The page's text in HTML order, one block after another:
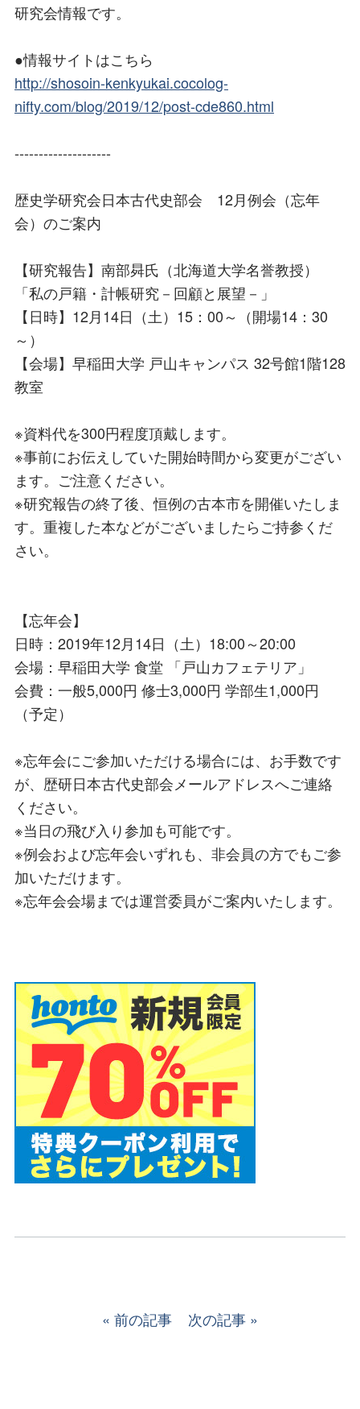
研究会情報です。
●情報サイトはこちら
http://shosoin-kenkyukai.cocolog-
nifty.com/blog/2019/12/post-cde860.html
--------------------
歴史学研究会日本古代史部会 12月例会（忘年
会）のご案内
【研究報告】南部曻氏（北海道大学名誉教授）
「私の戸籍・計帳研究－回顧と展望－」
【日時】12月14日（土）15：00～（開場14：30
～）
【会場】早稲田大学 戸山キャンパス 32号館1階128
教室
※資料代を300円程度頂戴します。
※事前にお伝えしていた開始時間から変更がござい
ます。ご注意ください。
※研究報告の終了後、恒例の古本市を開催いたしま
す。重複した本などがございましたらご持参くだ
さい。
【忘年会】
日時：2019年12月14日（土）18:00～20:00
会場：早稲田大学 食堂 「戸山カフェテリア」
会費：一般5,000円 修士3,000円 学部生1,000円
（予定）
※忘年会にご参加いただける場合には、お手数です
が、歴研日本古代史部会メールアドレスへご連絡
ください。
※当日の飛び入り参加も可能です。
※例会および忘年会いずれも、非会員の方でもご参
加いただけます。
※忘年会会場までは運営委員がご案内いたします。
前の記事 次の記事